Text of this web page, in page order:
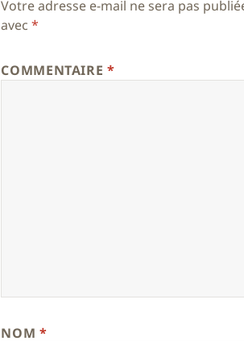
Votre adresse e-mail ne sera pas
avec*
COMMENTAIRE*
NOM *